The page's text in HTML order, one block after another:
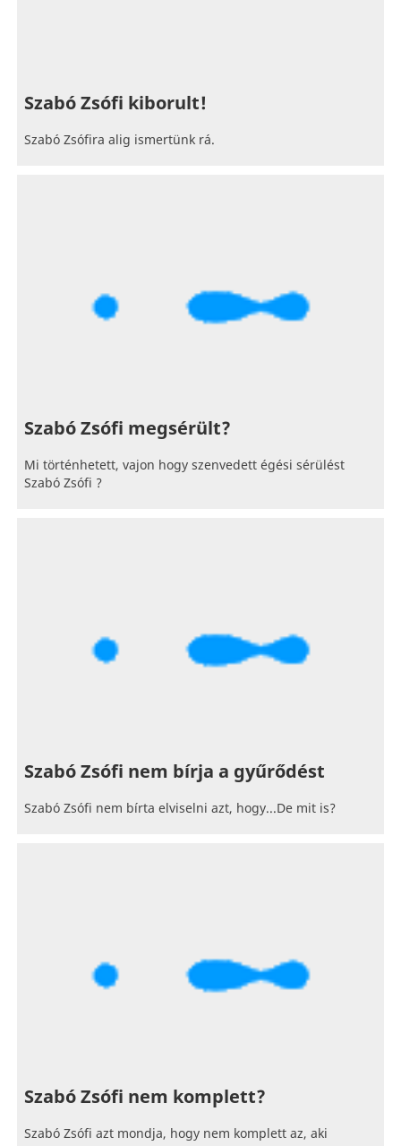
Szabó Zsófi kiborult!
Szabó Zsófira alig ismertünk rá.
Szabó Zsófi megsérült?
Mi történhetett, vajon hogy szenvedett égési sérülést
Szabó Zsófi ?
Szabó Zsófi nem bírja a gyűrődést
Szabó Zsófi nem bírta elviselni azt, hogy...De mit is?
Szabó Zsófi nem komplett?
Szabó Zsófi azt mondja, hogy nem komplett az, aki